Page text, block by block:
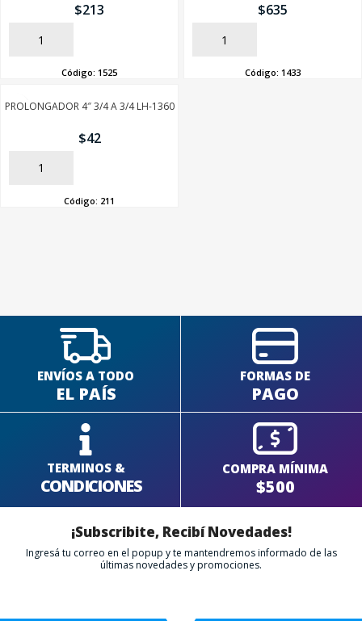
$213
AÑADIR
Código: 1525
$635
AÑADIR
Código: 1433
PROLONGADOR 4″ 3/4 A 3/4 LH-1360
$42
AÑADIR
Código: 211
ENVÍOS A TODO
EL PAÍS
FORMAS DE
PAGO
TERMINOS &
CONDICIONES
COMPRA MÍNIMA
$500
¡Subscribite, Recibí Novedades!
Ingresá tu correo en el popup y te mantendremos informado de las
últimas novedades y promociones.